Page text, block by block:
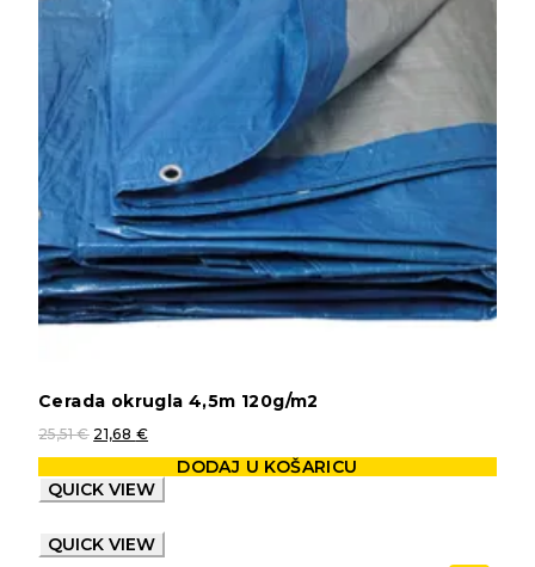
Cerada okrugla 4,5m 120g/m2
25,51€ 21,68 €
DODAJ U KOŠARICU
QUICK VIEW
QUICK VIEW